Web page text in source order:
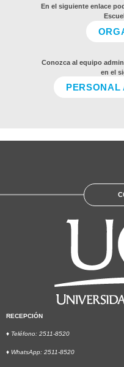
En el siguiente enlace
Conozca al equipo
en el
PERSONAL
RECEPCIÓN
♦ Teléfono: 2511-8520
♦ WhatsApp: 2511-8520